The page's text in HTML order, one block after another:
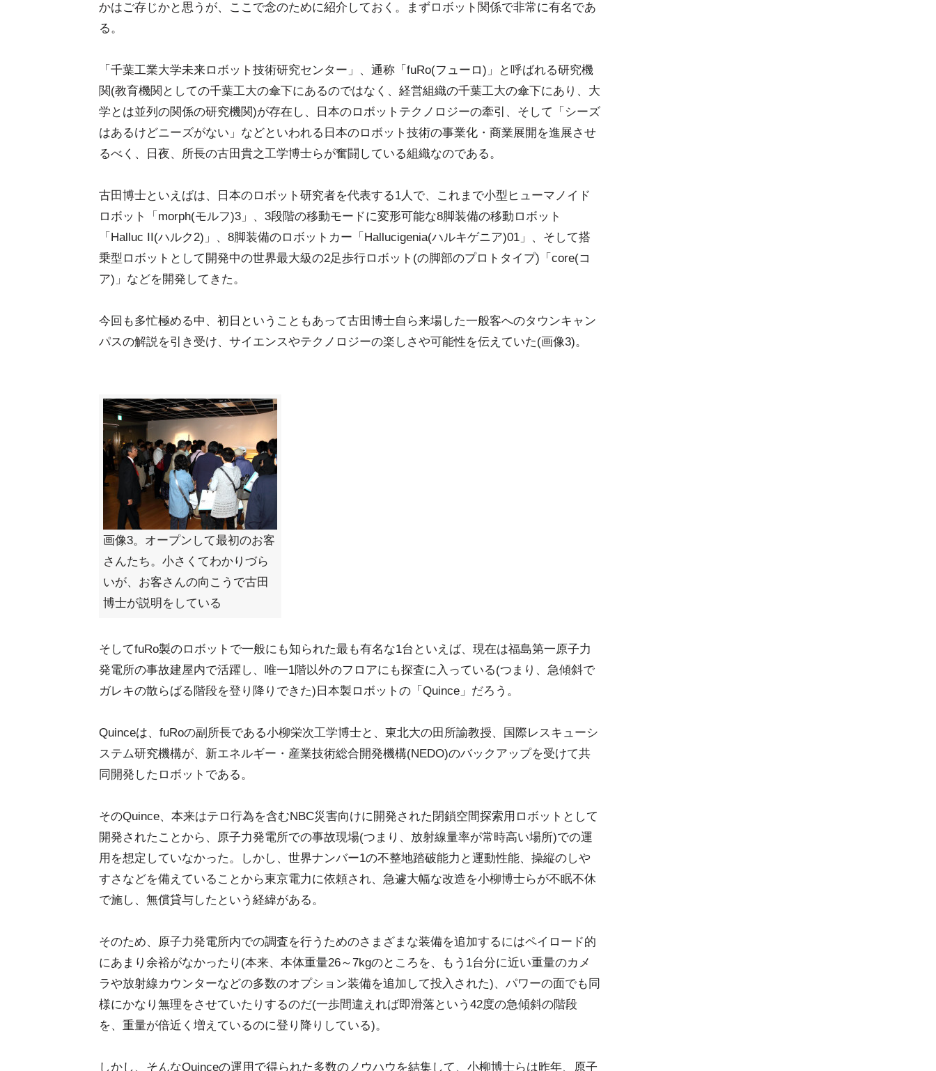
かはご存じかと思うが、ここで念のために紹介しておく。まずロボット関係で非常に有名であ
る。
「千葉工業大学未来ロボット技術研究センター」、通称「fuRo(フューロ)」と呼ばれる研究機
関(教育機関としての千葉工大の傘下にあるのではなく、経営組織の千葉工大の傘下にあり、大
学とは並列の関係の研究機関)が存在し、日本のロボットテクノロジーの牽引、そして「シーズ
はあるけどニーズがない」などといわれる日本のロボット技術の事業化・商業展開を進展させ
るべく、日夜、所長の古田貴之工学博士らが奮闘している組織なのである。
古田博士といえばは、日本のロボット研究者を代表する1人で、これまで小型ヒューマノイド
ロボット「morph(モルフ)3」、3段階の移動モードに変形可能な8脚装備の移動ロボット
「Halluc II(ハルク2)」、8脚装備のロボットカー「Hallucigenia(ハルキゲニア)01」、そして搭
乗型ロボットとして開発中の世界最大級の2足歩行ロボット(の脚部のプロトタイプ)「core(コ
ア)」などを開発してきた。
今回も多忙極める中、初日ということもあって古田博士自ら来場した一般客へのタウンキャン
パスの解説を引き受け、サイエンスやテクノロジーの楽しさや可能性を伝えていた(画像3)。
画像3。オープンして最初のお客
さんたち。小さくてわかりづら
いが、お客さんの向こうで古田
博士が説明をしている
そしてfuRo製のロボットで一般にも知られた最も有名な1台といえば、現在は福島第一原子力
発電所の事故建屋内で活躍し、唯一1階以外のフロアにも探査に入っている(つまり、急傾斜で
ガレキの散らばる階段を登り降りできた)日本製ロボットの「Quince」だろう。
Quinceは、fuRoの副所長である小柳栄次工学博士と、東北大の田所諭教授、国際レスキューシ
ステム研究機構が、新エネルギー・産業技術総合開発機構(NEDO)のバックアップを受けて共
同開発したロボットである。
そのQuince、本来はテロ行為を含むNBC災害向けに開発された閉鎖空間探索用ロボットとして
開発されたことから、原子力発電所での事故現場(つまり、放射線量率が常時高い場所)での運
用を想定していなかった。しかし、世界ナンバー1の不整地踏破能力と運動性能、操縦のしや
すさなどを備えていることから東京電力に依頼され、急遽大幅な改造を小柳博士らが不眠不休
で施し、無償貸与したという経緯がある。
そのため、原子力発電所内での調査を行うためのさまざまな装備を追加するにはペイロード的
にあまり余裕がなかったり(本来、本体重量26～7kgのところを、もう1台分に近い重量のカメ
ラや放射線カウンターなどの多数のオプション装備を追加して投入された)、パワーの面でも同
様にかなり無理をさせていたりするのだ(一歩間違えれば即滑落という42度の急傾斜の階段
を、重量が倍近く増えているのに登り降りしている)。
しかし、そんなQuinceの運用で得られた多数のノウハウを結集して、小柳博士らは昨年、原子